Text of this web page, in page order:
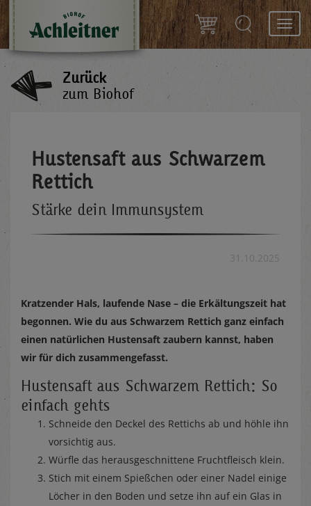
Zurück
zum Biohof
Hustensaft aus Schwarzem
Rettich
Stärke dein Immunsystem
31.10.2025
Kratzender Hals, laufende Nase – die Erkältungszeit hat
begonnen. Wie du aus Schwarzem Rettich ganz einfach
einen natürlichen Hustensaft zaubern kannst, haben
wir für dich zusammengefasst.
Hustensaft aus Schwarzem Rettich: So
einfach gehts
Schneide den Deckel des Rettichs ab und höhle ihn
vorsichtig aus.
Würfle das herausgeschnittene Fruchtfleisch klein.
Stich mit einem Spießchen oder einer Nadel einige
Löcher in den Boden und setze ihn auf ein Glas in